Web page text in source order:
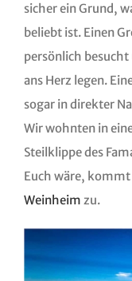
sicher ein Grund,
beliebt ist. Einen
persönlich
ans Herz legen.
sogar in direkter
Wir wohnten in
Steilklippe des
Euch wäre,
Weinheim zu.